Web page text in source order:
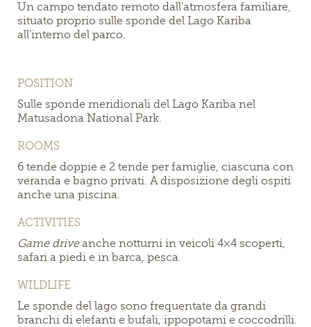
Un campo tendato remoto dall’atmosfera familiare,
situato proprio sulle sponde del Lago Kariba
all’interno del parco.
POSITION
Sulle sponde meridionali del Lago Kariba nel
Matusadona National Park.
ROOMS
6 tende doppie e 2 tende per famiglie, ciascuna con
veranda e bagno privati. A disposizione degli ospiti
anche una piscina.
ACTIVITIES
Game driveanche notturni in veicoli 4×4 scoperti,
safari a piedi e in barca, pesca.
WILDLIFE
Le sponde del lago sono frequentate da grandi
branchi di elefanti e bufali, ippopotami e coccodrilli.